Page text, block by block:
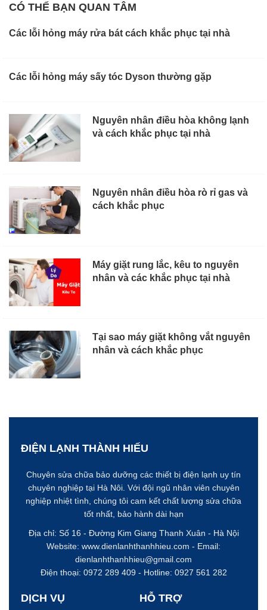
CÓ THỂ BẠN QUAN TÂM
Các lỗi hỏng máy rửa bát cách khắc phục tại nhà
Các lỗi hỏng máy sấy tóc Dyson thường gặp
Nguyên nhân điều hòa không lạnh
và cách khắc phục tại nhà
Nguyên nhân điều hòa rò rỉ gas và
cách khắc phục
Máy giặt rung lắc, kêu to nguyên
nhân và các khắc phục tại nhà
Tại sao máy giặt không vắt nguyên
nhân và cách khắc phục
ĐIỆN LẠNH THÀNH HIẾU
Chuyên sửa chữa bảo dưỡng các thiết bị điện lạnh uy tín
chuyên nghiệp tại Hà Nôi. Với đội ngũ nhân viên chuyên
nghiệp nhiệt tình, chúng tôi cam kết chất lượng sửa chữa
tốt nhất, bảo hành dài hạn
Địa chỉ: Số 16 - Đường Kim Giang Thanh Xuân - Hà Nội
Website: www.dienlanhthanhhieu.com - Email:
dienlanhthanhhieu@gmail.com
Điện thoại: 0972 289 409 - Hotline: 0927 561 282
DỊCH VỤ HỖ TRỢ